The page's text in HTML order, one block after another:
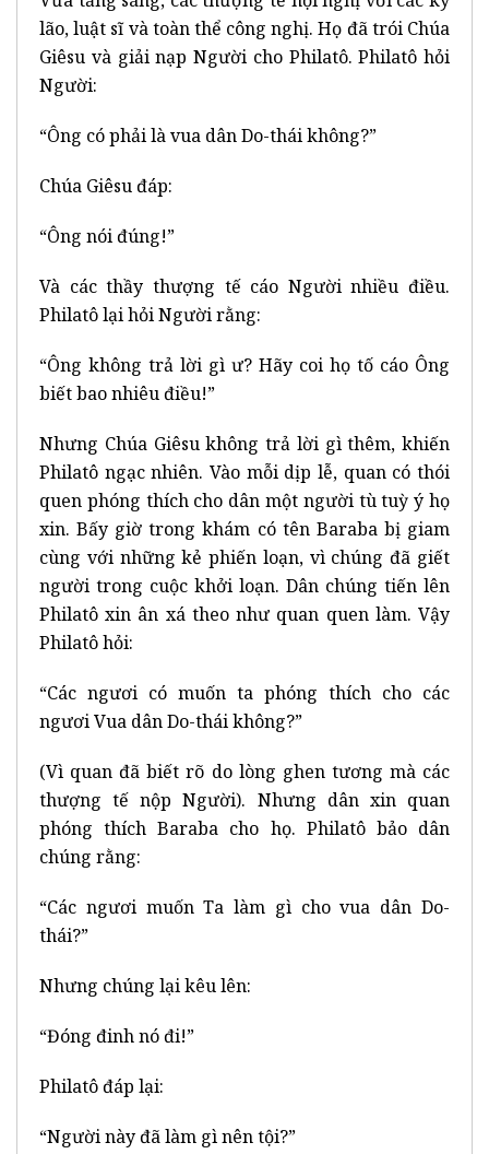
lão, luật sĩ và toàn thể công nghị. Họ đã trói Chúa
Giêsu và giải nạp Người cho Philatô. Philatô hỏi
Người:
“Ông có phải là vua dân Do-thái không?”
Chúa Giêsu đáp:
“Ông nói đúng!”
Và các thầy thượng tế cáo Người nhiều điều.
Philatô lại hỏi Người rằng:
“Ông không trả lời gì ư? Hãy coi họ tố cáo Ông
biết bao nhiêu điều!”
Nhưng Chúa Giêsu không trả lời gì thêm, khiến
Philatô ngạc nhiên. Vào mỗi dịp lễ, quan có thói
quen phóng thích cho dân một người tù tuỳ ý họ
xin. Bấy giờ trong khám có tên Baraba bị giam
cùng với những kẻ phiến loạn, vì chúng đã giết
người trong cuộc khởi loạn. Dân chúng tiến lên
Philatô xin ân xá theo như quan quen làm. Vậy
Philatô hỏi:
“Các ngươi có muốn ta phóng thích cho các
ngươi Vua dân Do-thái không?”
(Vì quan đã biết rõ do lòng ghen tương mà các
thượng tế nộp Người). Nhưng dân xin quan
phóng thích Baraba cho họ. Philatô bảo dân
chúng rằng:
“Các ngươi muốn Ta làm gì cho vua dân Do-
thái?”
Nhưng chúng lại kêu lên:
“Đóng đinh nó đi!”
Philatô đáp lại:
“Người này đã làm gì nên tội?”